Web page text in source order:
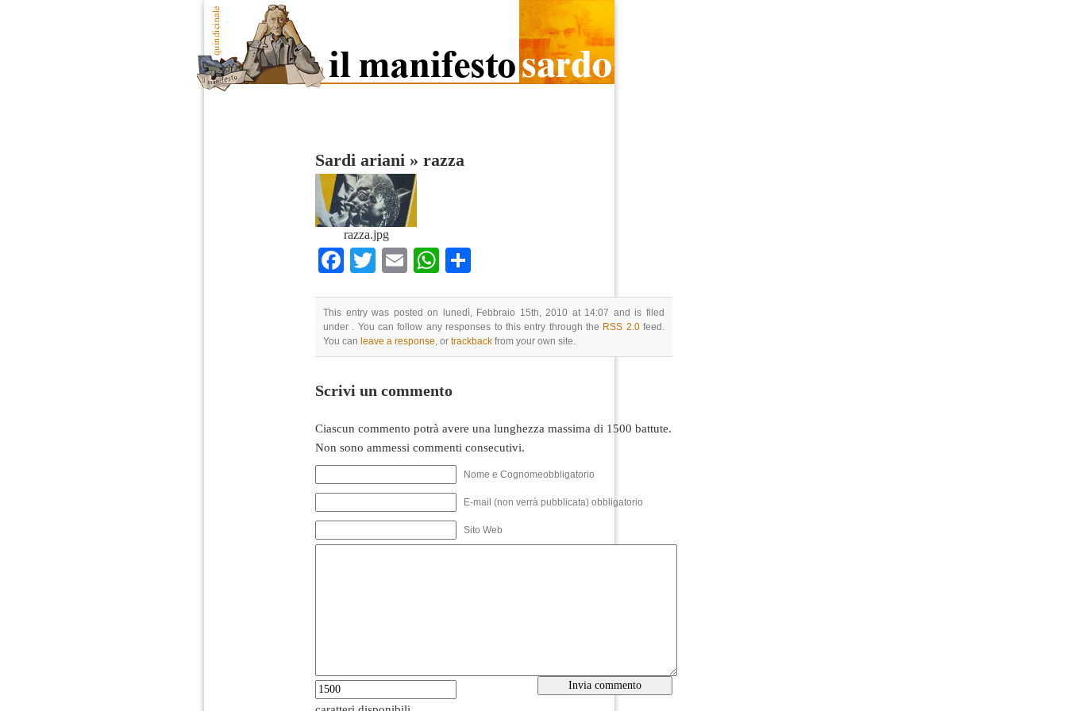
Sardi ariani » razza
razza.jpg
Facebook
Twitter
EmailWhatsApp
This entry was posted on lunedì, Febbraio 15th, 2010 at 14:07 and is filed
under . You can follow any responses to this entry through the RSS 2.0feed.
You can leave a response , or trackback from your own site.
Scrivi un commento
Ciascun commento potrà avere una lunghezza massima di 1500 battute.
Non sono ammessi commenti consecutivi.
Nome e Cognomeobbligatorio
E-mail (non verrà pubblicata) obbligatorio
Sito Web